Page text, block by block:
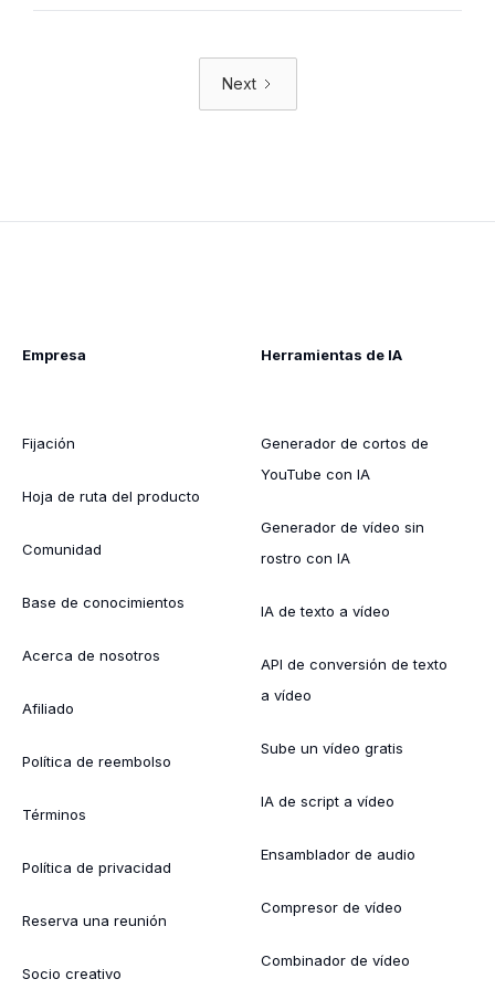
Next
Empresa
Fijación
Hoja de ruta del producto
Comunidad
Base de conocimientos
Acerca de nosotros
Afiliado
Política de reembolso
Términos
Política de privacidad
Reserva una reunión
Socio creativo
Herramientas de IA
Generador de cortos de
YouTube con IA
Generador de vídeo sin
rostro con IA
IA de texto a vídeo
API de conversión de texto
a vídeo
Sube un vídeo gratis
IA de script a vídeo
Ensamblador de audio
Compresor de vídeo
Combinador de vídeo